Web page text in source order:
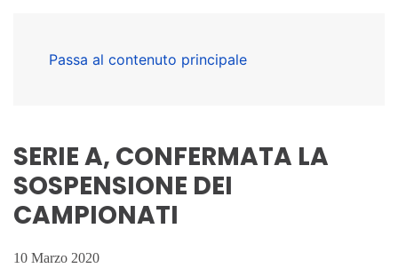
Passa al contenuto principale
SERIE A, CONFERMATA LA
SOSPENSIONE DEI
CAMPIONATI
10 Marzo 2020